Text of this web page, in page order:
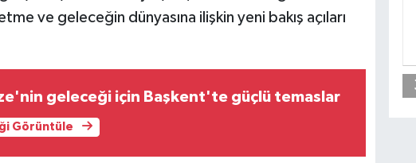
ve geleceğin dünyasına ilişkin yeni bakış açıları
geleceği için Başkent'te güçlü temaslar
Görüntüle